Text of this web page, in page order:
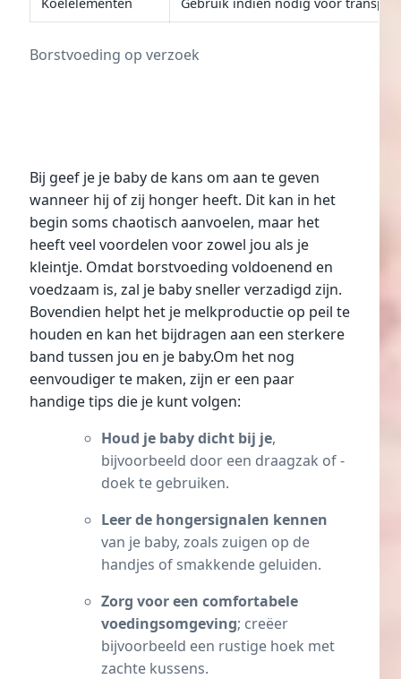
Borstvoeding op verzoek
Bij geef je je baby de kans om aan te geven
wanneer hij of zij honger heeft. Dit kan in het
begin soms chaotisch aanvoelen, maar het
heeft veel voordelen voor zowel jou als je
kleintje. Omdat borstvoeding voldoenend en
voedzaam is, zal je baby sneller verzadigd zijn.
Bovendien helpt het je melkproductie op peil te
houden en kan het bijdragen aan een sterkere
band tussen jou en je baby.Om het nog
eenvoudiger te maken, zijn er een paar
handige tips die je kunt volgen:
Houd je baby dicht bij je,
bijvoorbeeld door een draagzak of -
doek te gebruiken.
Leer de hongersignalen kennen
van je baby, zoals zuigen op de
handjes of smakkende geluiden.
Zorg voor een comfortabele
voedingsomgeving; creëer
bijvoorbeeld een rustige hoek met
zachte kussens.